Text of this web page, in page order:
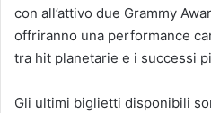
con all’attivo due Grammy
offriranno una performance
tra hit planetarie e i successi
Gli ultimi biglietti disponibili